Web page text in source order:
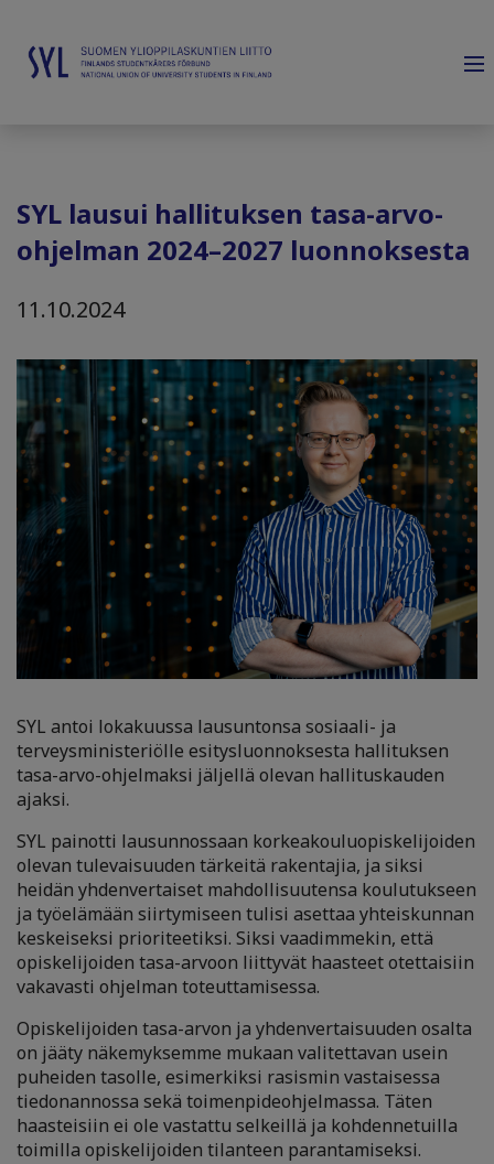
SYL lausui hallituksen tasa-arvo-
ohjelman 2024–2027 luonnoksesta
11.10.2024
SYL antoi lokakuussa lausuntonsa sosiaali- ja
terveysministeriölle esitysluonnoksesta hallituksen
tasa-arvo-ohjelmaksi jäljellä olevan hallituskauden
ajaksi.
SYL painotti lausunnossaan korkeakouluopiskelijoiden
olevan tulevaisuuden tärkeitä rakentajia, ja siksi
heidän yhdenvertaiset mahdollisuutensa koulutukseen
ja työelämään siirtymiseen tulisi asettaa yhteiskunnan
keskeiseksi prioriteetiksi. Siksi vaadimmekin, että
opiskelijoiden tasa-arvoon liittyvät haasteet otettaisiin
vakavasti ohjelman toteuttamisessa.
Opiskelijoiden tasa-arvon ja yhdenvertaisuuden osalta
on jääty näkemyksemme mukaan valitettavan usein
puheiden tasolle, esimerkiksi rasismin vastaisessa
tiedonannossa sekä toimenpideohjelmassa. Täten
haasteisiin ei ole vastattu selkeillä ja kohdennetuilla
toimilla opiskelijoiden tilanteen parantamiseksi.